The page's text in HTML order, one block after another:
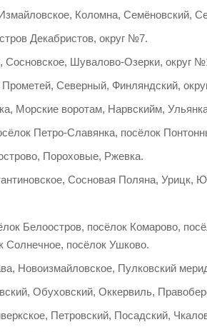
Коломна, Семёновский,
Декабристов, округ №7.
Шувалово-Озерки, округ
Северный, Финляндский,
Морские воротам, Нарвскийм,
Петро-Славянка, посёлок
Пороховые, Ржевка.
Сосновая Поляна,
Белоостров, посёлок Комарово,
Солнечное, посёлок Ушково.
Новоизмайловское, Пулковский
Обуховский, Оккервиль,
Петровский, Посадский,